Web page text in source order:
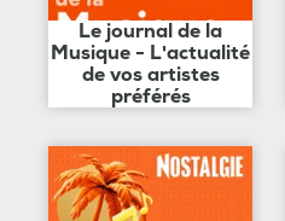
Le journal de la
Musique - L'actualité
de vos artistes
préférés